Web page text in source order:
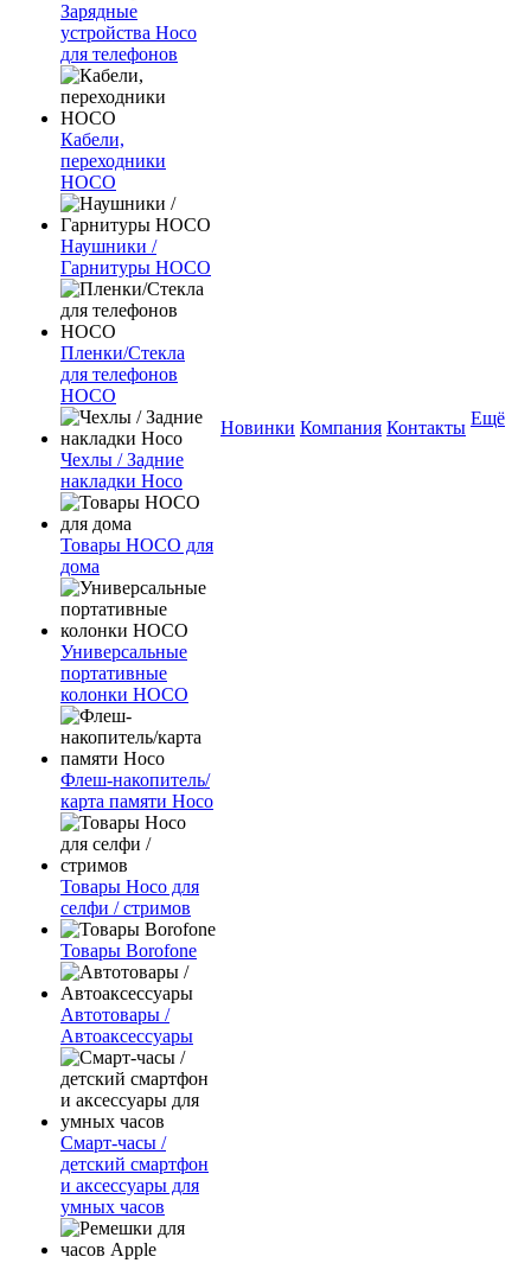
Зарядные
устройства Hoco
для телефонов
Кабели,
переходники
HOCO
Наушники /
Гарнитуры HOCO
Пленки/Стекла
для телефонов
HOCO
Чехлы / Задние
накладки Hoco
Товары HOCO для
дома
Универсальные
портативные
колонки HOCO
Флеш-накопитель/
карта памяти Hoco
Товары Hoco для
селфи / стримов
Товары Borofone
Автотовары /
Автоаксессуары
Смарт-часы /
детский смартфон
и аксессуары для
умных часов
Новинки Компания Контакты Ещё